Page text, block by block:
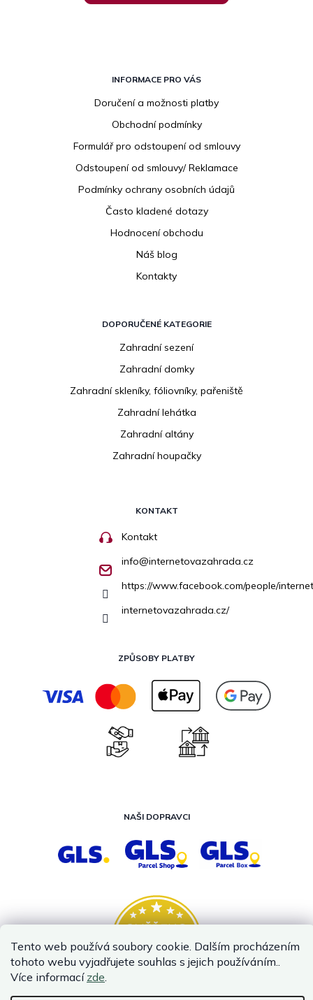
Tento web používá soubory cookie. Dalším procházením
tohoto webu vyjadřujete souhlas s jejich používáním..
Více informací zde.
INFORMACE PRO VÁS
Doručení a možnosti platby
Obchodní podmínky
Formulář pro odstoupení od smlouvy
Odstoupení od smlouvy/ Reklamace
Podmínky ochrany osobních údajů
Často kladené dotazy
Hodnocení obchodu
Náš blog
Kontakty
DOPORUČENÉ KATEGORIE
Zahradní sezení
Zahradní domky
Zahradní skleníky, fóliovníky, pařeniště
Zahradní lehátka
Zahradní altány
Zahradní houpačky
KONTAKT
Kontakt
info@internetovazahrada.cz
https://www.facebook.com/people/
internetovazahrada.cz/
ZPŮSOBY PLATBY
NAŠI DOPRAVCI